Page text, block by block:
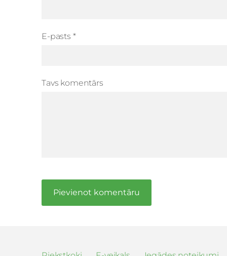
E-pasts *
Tavs komentārs